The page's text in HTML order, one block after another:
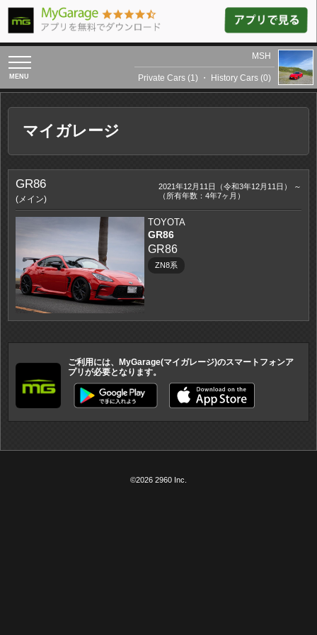
toggle
navigation
MSH
Private Cars (1) ・ History Cars (0)
マイガレージ
GR86
(メイン)
2021年12月11日（令和3年12月11日） ～
（所有年数：4年7ヶ月）
TOYOTA
GR86
GR86
ZN8系
ご利用には、MyGarage(マイガレージ)のスマートフォンア
プリが必要となります。
©2026 2960 Inc.